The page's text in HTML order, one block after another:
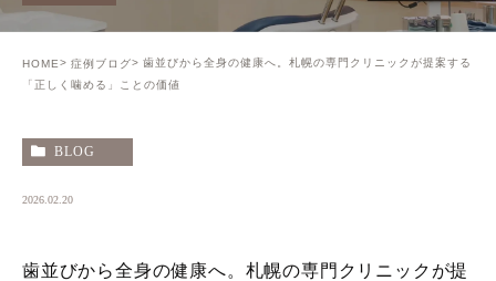
HOME 症例ブログ
歯並びから全身の健康へ。札幌の専門クリニックが提案する
「正しく噛める」ことの価値
BLOG
2026.02.20
歯並びから全身の健康へ。札幌の専門クリニックが提